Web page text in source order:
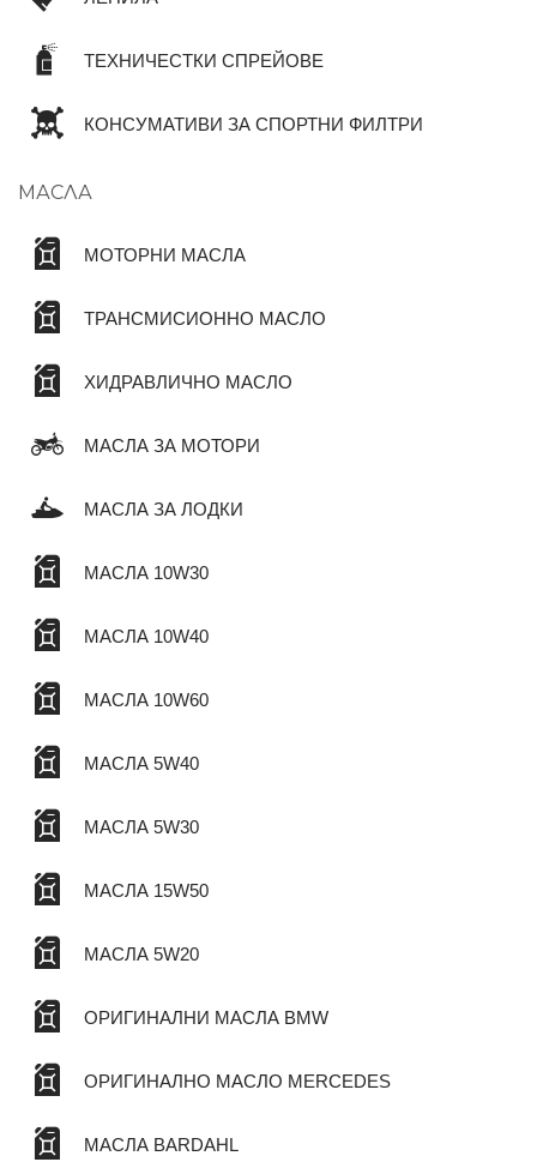
ТЕХНИЧЕСТКИ СПРЕЙОВЕ
КОНСУМАТИВИ ЗА СПОРТНИ ФИЛТРИ
МАСЛА
МОТОРНИ МАСЛА
ТРАНСМИСИОННО МАСЛО
ХИДРАВЛИЧНО МАСЛО
МАСЛА ЗА МОТОРИ
МАСЛА ЗА ЛОДКИ
МАСЛА 10W30
МАСЛА 10W40
МАСЛА 10W60
МАСЛА 5W40
МАСЛА 5W30
МАСЛА 15W50
МАСЛА 5W20
ОРИГИНАЛНИ МАСЛА BMW
ОРИГИНАЛНО МАСЛО MERCEDES
МАСЛА BARDAHL